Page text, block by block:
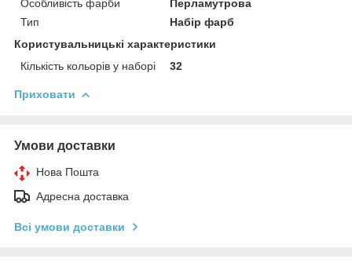
Особливість фарби
Перламутрова
Тип
Набір фарб
Користувальницькі характеристики
Кількість кольорів у наборі
32
Приховати
Умови доставки
Нова Пошта
Адресна доставка
Всі умови доставки